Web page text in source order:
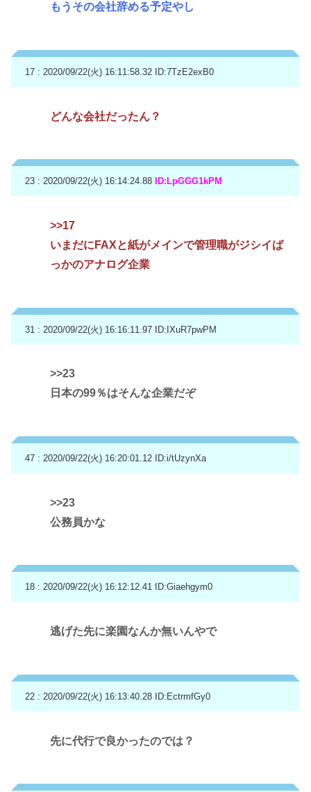
もうその会社辞める予定やし
17 : 2020/09/22(火) 16:11:58.32 ID:7TzE2exB0
どんな会社だったん？
23 : 2020/09/22(火) 16:14:24.88 ID:LpGGG1kPM
>>17
いまだにFAXと紙がメインで管理職がジシイば
っかのアナログ企業
31 : 2020/09/22(火) 16:16:11.97 ID:IXuR7pwPM
>>23
日本の99％はそんな企業だぞ
47 : 2020/09/22(火) 16:20:01.12 ID:i/tUzynXa
>>23
公務員かな
18 : 2020/09/22(火) 16:12:12.41 ID:Giaehgym0
逃げた先に楽園なんか無いんやで
22 : 2020/09/22(火) 16:13:40.28 ID:EctrmfGy0
先に代行で良かったのでは？